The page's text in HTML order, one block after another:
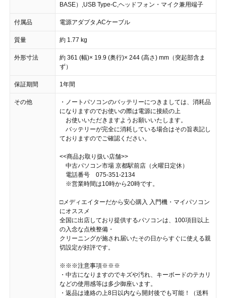
BASE）,USB Type-C,ヘッドフォン・マイク兼用端子
付属品 電源アダプタ,ACケーブル
質量 約 1.77 kg
外形寸法
約 361 (幅)× 19.9 (奥行)× 244 (高さ) mm（突起部含ま
ず）
保証期間 1年間
その他
・ノートパソコンのバッテリーにつきましては、消耗品
になりますのでお使いの際は電源に接続の上
お使いいただきますようお願いいたします。
バッテリーが完全に消耗している場合はその旨表記し
ておりますのでご確認ください。
<<商品お取り扱い店舗>>
中古パソコン市場 京都駅前店（火曜日定休）
電話番号 075-351-2134
※営業時間は10時から20時です。
□メディエイターだから安心購入 入門機・マイパソコン
にオススメ
全国に出店しており提供するパソコンは、100項目以上
の入念な点検整備・
クリーニングが施され届いたその日からすぐに使える親
切設定が好評です。
※※※注意事項※※※
・中古になりますのでキズや汚れ、キーボードのテカリ
などの使用感等は多少御座います。
・返品は連絡の上8日以内なら開封後でも可能！（送料